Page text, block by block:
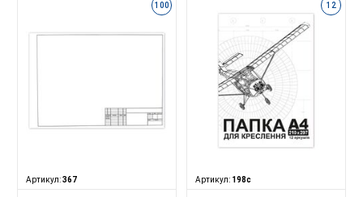
100
Артикул:367
12
Артикул: 198с